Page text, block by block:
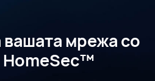
вашата мрежа со
HomeSec™